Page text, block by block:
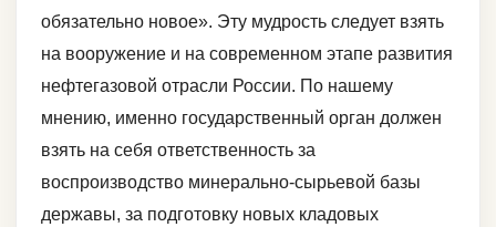
обязательно новое». Эту мудрость следует взять
на вооружение и на современном этапе развития
нефтегазовой отрасли России. По нашему
мнению, именно государственный орган должен
взять на себя ответственность за
воспроизводство минерально-сырьевой базы
державы, за подготовку новых кладовых